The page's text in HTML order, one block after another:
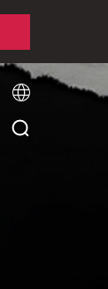
Español English